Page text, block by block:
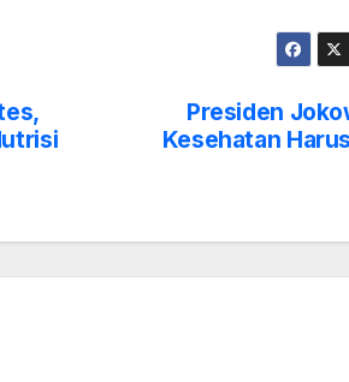
Presiden
Kesehatan